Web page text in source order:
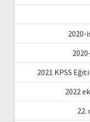
2020-
2021 KPSS
2022
22.